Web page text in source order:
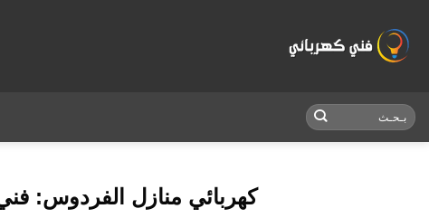
content
كهربائي منازل الفردوس: